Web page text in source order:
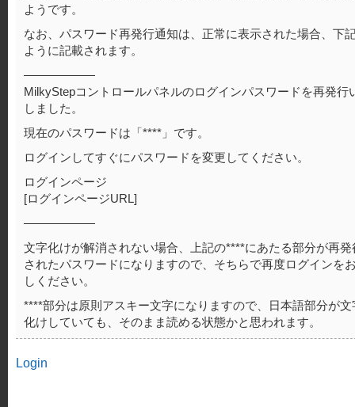
ようです。
なお、パスワード再発行通知は、正常に表示された場合、下
ように記載されます。
——————
MilkyStepコントロールパネルのログインパスワードを再発行
しました。
現在のパスワードは「****」です。
ログインしてすぐにパスワードを変更してください。
ログインページ
[ログインページURL]
——————
文字化けが解消されない場合、上記の****にあたる部分が再発
されたパスワードになりますので、そちらで再度ログインを
しください。
****部分は原則アスキー文字になりますので、日本語部分が文
化けしていても、そのまま読める状態かと思われます。
Login